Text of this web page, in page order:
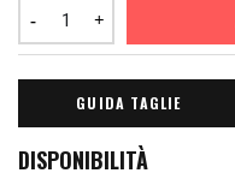
GUIDA TAGLIE
DISPONIBILITÀ